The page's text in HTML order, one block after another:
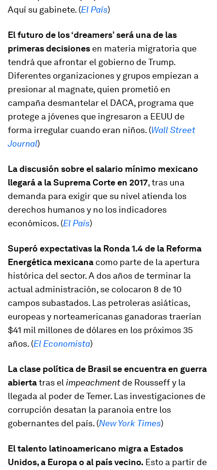
Aquí su gabinete. (El País)
El futuro de los ‘dreamers’ será una de las
primeras decisiones en materia migratoria que
tendrá que afrontar el gobierno de Trump.
Diferentes organizaciones y grupos empiezan a
presionar al magnate, quien prometió en
campaña desmantelar el DACA, programa que
protege a jóvenes que ingresaron a EEUU de
forma irregular cuando eran niños. (Wall Street
Journal)
La discusión sobre el salario mínimo mexicano
llegará a la Suprema Corte en 2017, tras una
demanda para exigir que su nivel atienda los
derechos humanos y no los indicadores
económicos. (El País)
Superó expectativas la Ronda 1.4 de la Reforma
Energética mexicana como parte de la apertura
histórica del sector. A dos años de terminar la
actual administración, se colocaron 8 de 10
campos subastados. Las petroleras asiáticas,
europeas y norteamericanas ganadoras traerían
$41 mil millones de dólares en los próximos 35
años. (El Economista)
La clase política de Brasil se encuentra en guerra
abiertatras el impeachmentde Rousseff y la
llegada al poder de Temer. Las investigaciones de
corrupción desatan la paranoia entre los
gobernantes del país. (New York Times)
El talento latinoamericano migra a Estados
Unidos, a Europa o al país vecino. Esto a partir de